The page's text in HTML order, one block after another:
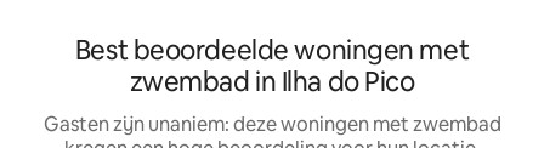
Best beoordeelde woningen met
zwembad in Ilha do Pico
Gasten zijn unaniem: deze woningen met zwembad